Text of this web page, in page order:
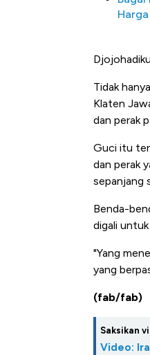
Tidak
Klaten
dan perak
Guci itu
dan perak
sepanjang
Benda-
digali
"Yang
yang
(fab/fab)
Saksikan
Video: